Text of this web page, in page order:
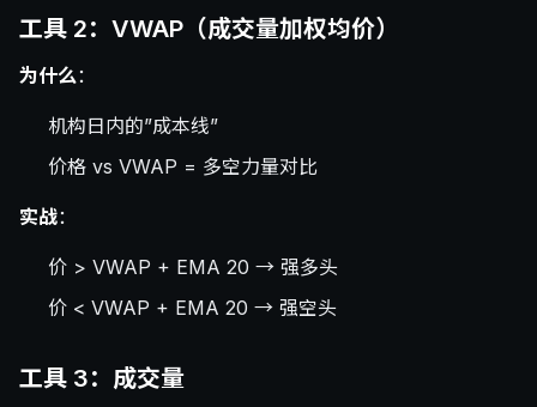
工具 2：VWAP（成交量加权均价）
为什么：
机构日内的”成本线”
价格 vs VWAP = 多空力量对比
实战：
价 > VWAP + EMA 20 → 强多头
价 < VWAP + EMA 20 → 强空头
工具 3：成交量